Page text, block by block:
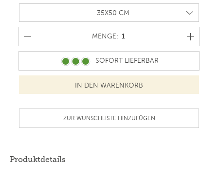
MENGE: MENGE
SOFORT LIEFERBAR
ZUR WUNSCHLISTE HINZUFÜGEN
Produktdetails